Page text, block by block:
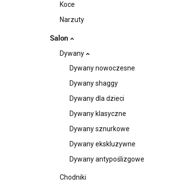
Koce
Narzuty
Salon
Dywany
Dywany nowoczesne
Dywany shaggy
Dywany dla dzieci
Dywany klasyczne
Dywany sznurkowe
Dywany ekskluzywne
Dywany antypoślizgowe
Chodniki